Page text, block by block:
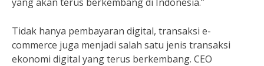
Tidak hanya pembayaran digital, transaksi e-
commerce juga menjadi salah satu jenis transaksi
ekonomi digital yang terus berkembang. CEO